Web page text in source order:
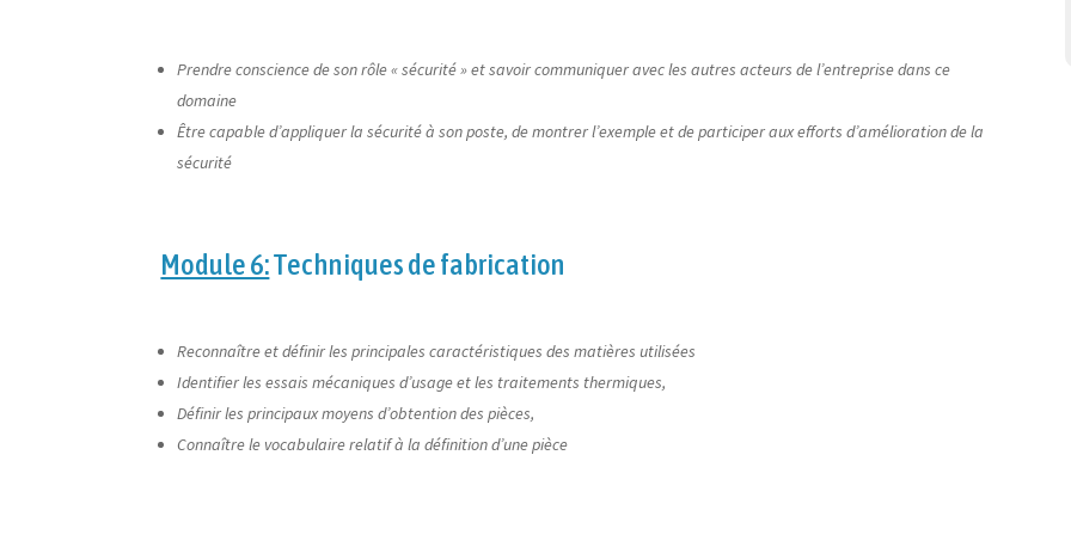
Prendre conscience de son rôle « sécurité » et savoir communiquer avec les autres acteurs de l’entreprise dans ce
domaine
Être capable d’appliquer la sécurité à son poste, de montrer l’exemple et de participer aux efforts d’amélioration de la
sécurité
Module 6:Techniques de fabrication
Reconnaître et définir les principales caractéristiques des matières utilisées
Identifier les essais mécaniques d’usage et les traitements thermiques,
Définir les principaux moyens d’obtention des pièces,
Connaître le vocabulaire relatif à la définition d’une pièce